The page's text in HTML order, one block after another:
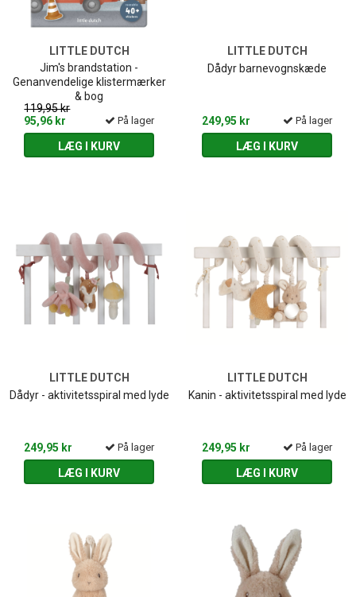
LITTLE DUTCH
Jim's brandstation -
Genanvendelige klistermærker
& bog
119,95 kr
95,96 kr
På lager
LÆG I KURV
LITTLE DUTCH
Dådyr barnevognskæde
249,95 kr På lager
LÆG I KURV
LITTLE DUTCH
Dådyr - aktivitetsspiral med lyde
249,95 kr På lager
LÆG I KURV
LITTLE DUTCH
Kanin - aktivitetsspiral med lyde
249,95 kr På lager
LÆG I KURV